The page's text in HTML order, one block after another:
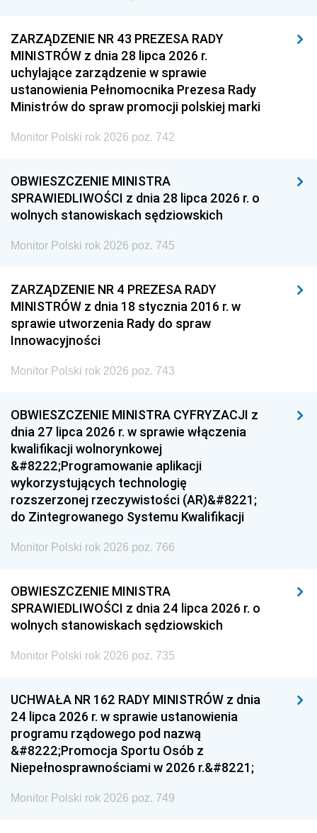
ZARZĄDZENIE NR 43 PREZESA RADY
MINISTRÓW z dnia 28 lipca 2026 r.
uchylające zarządzenie w sprawie
ustanowienia Pełnomocnika Prezesa Rady
Ministrów do spraw promocji polskiej marki
Monitor Polski rok 2026 poz. 742
OBWIESZCZENIE MINISTRA
SPRAWIEDLIWOŚCI z dnia 28 lipca 2026 r. o
wolnych stanowiskach sędziowskich
Monitor Polski rok 2026 poz. 745
ZARZĄDZENIE NR 4 PREZESA RADY
MINISTRÓW z dnia 18 stycznia 2016 r. w
sprawie utworzenia Rady do spraw
Innowacyjności
Monitor Polski rok 2026 poz. 743
OBWIESZCZENIE MINISTRA CYFRYZACJI z
dnia 27 lipca 2026 r. w sprawie włączenia
kwalifikacji wolnorynkowej
&#8222;Programowanie aplikacji
wykorzystujących technologię
rozszerzonej rzeczywistości (AR)&#8221;
do Zintegrowanego Systemu Kwalifikacji
Monitor Polski rok 2026 poz. 766
OBWIESZCZENIE MINISTRA
SPRAWIEDLIWOŚCI z dnia 24 lipca 2026 r. o
wolnych stanowiskach sędziowskich
Monitor Polski rok 2026 poz. 735
UCHWAŁA NR 162 RADY MINISTRÓW z dnia
24 lipca 2026 r. w sprawie ustanowienia
programu rządowego pod nazwą
&#8222;Promocja Sportu Osób z
Niepełnosprawnościami w 2026 r.&#8221;
Monitor Polski rok 2026 poz. 749